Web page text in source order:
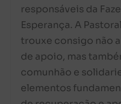
responsáveis da
Esperança. A
trouxe consigo não
de apoio, mas
comunhão e
elementos